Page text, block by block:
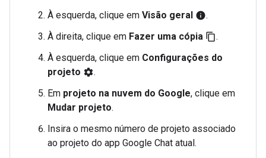
À esquerda, clique em Visão geral info.
À direita, clique em Fazer uma cópia content_copy.
À esquerda, clique em Configurações do
projeto settings.
Em projeto na nuvem do Google, clique em
Mudar projeto.
Insira o mesmo número de projeto associado
ao projeto do app Google Chat atual.